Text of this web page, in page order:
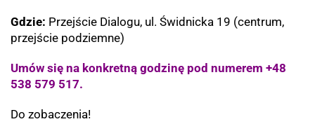
Gdzie: Przejście Dialogu, ul. Świdnicka 19 (centrum,
przejście podziemne)
Umów się na konkretną godzinę pod numerem +48
538 579 517.
Do zobaczenia!